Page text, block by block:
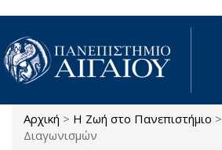
Παράκαμψη προς το κυρίως περιεχόμενο
Είστε εδώ
Αρχική > Η Ζωή στο Πανεπιστήμιο >
Διαγωνισμών